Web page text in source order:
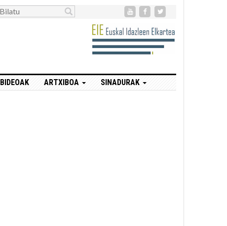
BIDEOAK ARTXIBOA SINADURAK